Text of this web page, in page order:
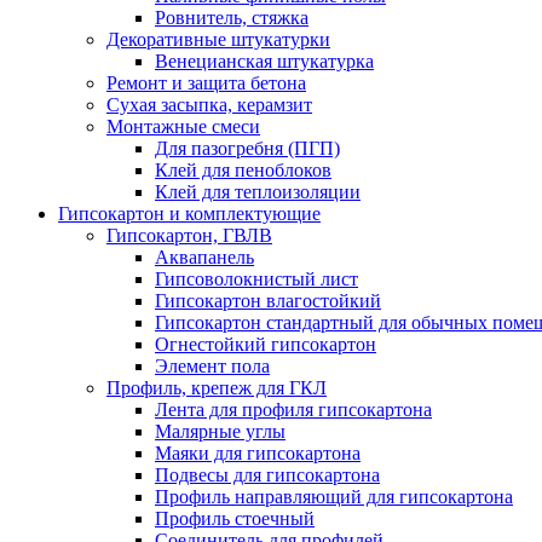
Ровнитель, стяжка
Декоративные штукатурки
Венецианская штукатурка
Ремонт и защита бетона
Сухая засыпка, керамзит
Монтажные смеси
Для пазогребня (ПГП)
Клей для пеноблоков
Клей для теплоизоляции
Гипсокартон и комплектующие
Гипсокартон, ГВЛВ
Аквапанель
Гипсоволокнистый лист
Гипсокартон влагостойкий
Гипсокартон стандартный для обычных
Огнестойкий гипсокартон
Элемент пола
Профиль, крепеж для ГКЛ
Лента для профиля гипсокартона
Малярные углы
Маяки для гипсокартона
Подвесы для гипсокартона
Профиль направляющий для гипсокартона
Профиль стоечный